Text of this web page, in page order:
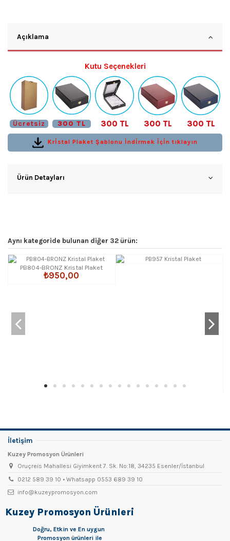
Açıklama
Kutu Seçenekleri
Ücretsiz 300 TL 300 TL 300 TL 300 TL
Krİstal Plaket Şablonu İndİrmek İçİn tıklayın
Ürün Detayları
Aynı kategoride bulunan diğer 32 ürün:
PB804-BRONZ Kristal Plaket
₺950,00
İletişim
Kuzey Promosyon Ürünleri
Oruçreis Mahallesi Giyimkent 7. Sk. No:18, 34235 Esenler/İstanbul
0212 589 39 10 • Whatsapp 0553 689 39 10
info@kuzeypromosyon.com
Kuzey Promosyon Ürünleri
Doğru, Etkin ve En uygun
Promosyon ürünleri ile